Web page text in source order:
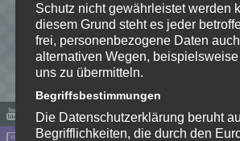
Wie gefällt dir dieser
Klicke hier und
eine Bewertung da!
Schreibe einen
Schutz nicht gewährleistet werden
diesem Grund steht es jeder
frei, personenbezogene Daten
alternativen Wegen,
uns zu übermitteln.
Begriffsbestimmungen
Die Datenschutzerklärung beruht
Begrifflichkeiten, die durch den